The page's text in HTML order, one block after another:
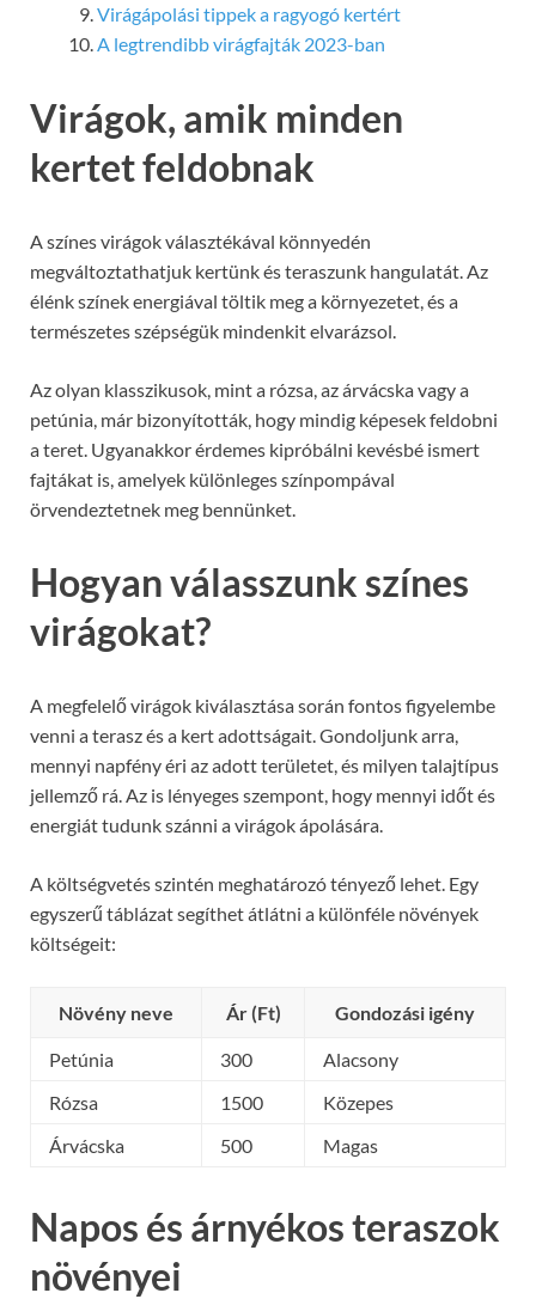
Virágápolási tippek a ragyogó kertért
A legtrendibb virágfajták 2023-ban
Virágok, amik minden
kertet feldobnak
A színes virágok választékával könnyedén
megváltoztathatjuk kertünk és teraszunk hangulatát. Az
élénk színek energiával töltik meg a környezetet, és a
természetes szépségük mindenkit elvarázsol.
Az olyan klasszikusok, mint a rózsa, az árvácska vagy a
petúnia, már bizonyították, hogy mindig képesek feldobni
a teret. Ugyanakkor érdemes kipróbálni kevésbé ismert
fajtákat is, amelyek különleges színpompával
örvendeztetnek meg bennünket.
Hogyan válasszunk színes
virágokat?
A megfelelő virágok kiválasztása során fontos figyelembe
venni a terasz és a kert adottságait. Gondoljunk arra,
mennyi napfény éri az adott területet, és milyen talajtípus
jellemző rá. Az is lényeges szempont, hogy mennyi időt és
energiát tudunk szánni a virágok ápolására.
A költségvetés szintén meghatározó tényező lehet. Egy
egyszerű táblázat segíthet átlátni a különféle növények
költségeit:
Növény neve Ár (Ft) Gondozási igény
Petúnia 300
Alacsony
Rózsa
1500
Közepes
Árvácska
500 Magas
Napos és árnyékos teraszok
növényei